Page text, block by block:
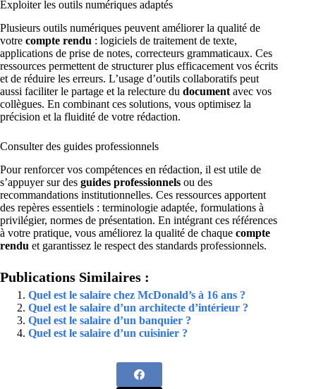
Exploiter les outils numériques adaptés
Plusieurs outils numériques peuvent améliorer la qualité de
votre compte rendu : logiciels de traitement de texte,
applications de prise de notes, correcteurs grammaticaux. Ces
ressources permettent de structurer plus efficacement vos écrits
et de réduire les erreurs. L’usage d’outils collaboratifs peut
aussi faciliter le partage et la relecture du document avec vos
collègues. En combinant ces solutions, vous optimisez la
précision et la fluidité de votre rédaction.
Consulter des guides professionnels
Pour renforcer vos compétences en rédaction, il est utile de
s’appuyer sur des guides professionnels ou des
recommandations institutionnelles. Ces ressources apportent
des repères essentiels : terminologie adaptée, formulations à
privilégier, normes de présentation. En intégrant ces références
à votre pratique, vous améliorez la qualité de chaque compte
rendu et garantissez le respect des standards professionnels.
Publications Similaires :
Quel est le salaire chez McDonald’s à 16 ans ?
Quel est le salaire d’un architecte d’intérieur ?
Quel est le salaire d’un banquier ?
Quel est le salaire d’un cuisinier ?